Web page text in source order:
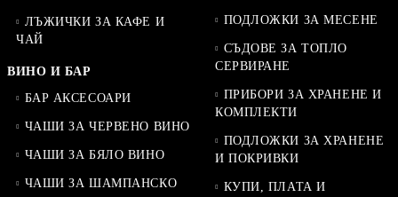
ЛЪЖИЧКИ ЗА КАФЕ И
ЧАЙ
ВИНО И БАР
БАР АКСЕСОАРИ
ЧАШИ ЗА ЧЕРВЕНО ВИНО
ЧАШИ ЗА БЯЛО ВИНО
ЧАШИ ЗА ШАМПАНСКО
ПОДЛОЖКИ ЗА МЕСЕНЕ
СЪДОВЕ ЗА ТОПЛО
СЕРВИРАНЕ
ПРИБОРИ ЗА ХРАНЕНЕ И
КОМПЛЕКТИ
ПОДЛОЖКИ ЗА ХРАНЕНЕ
И ПОКРИВКИ
КУПИ, ПЛАТА И